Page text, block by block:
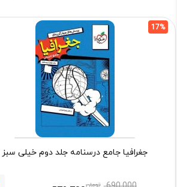
17%
جغرافیا جامع درسنامه جلد دوم خیلی سبز
تومان